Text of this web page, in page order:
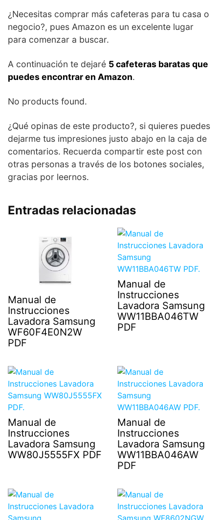
¿Necesitas comprar más cafeteras para tu casa o
negocio?, pues Amazon es un excelente lugar
para comenzar a buscar.
A continuación te dejaré 5 cafeteras baratas que
puedes encontrar en Amazon.
No products found.
¿Qué opinas de este producto?, si quieres puedes
dejarme tus impresiones justo abajo en la caja de
comentarios. Recuerda compartir este post con
otras personas a través de los botones sociales,
gracias por leernos.
Entradas relacionadas
Manual de
Instrucciones
Lavadora Samsung
WF60F4E0N2W
PDF
Manual de
Instrucciones
Lavadora Samsung
WW11BBA046TW
PDF
Manual de
Instrucciones
Lavadora Samsung
WW80J5555FX PDF
Manual de
Instrucciones
Lavadora Samsung
WW11BBA046AW
PDF